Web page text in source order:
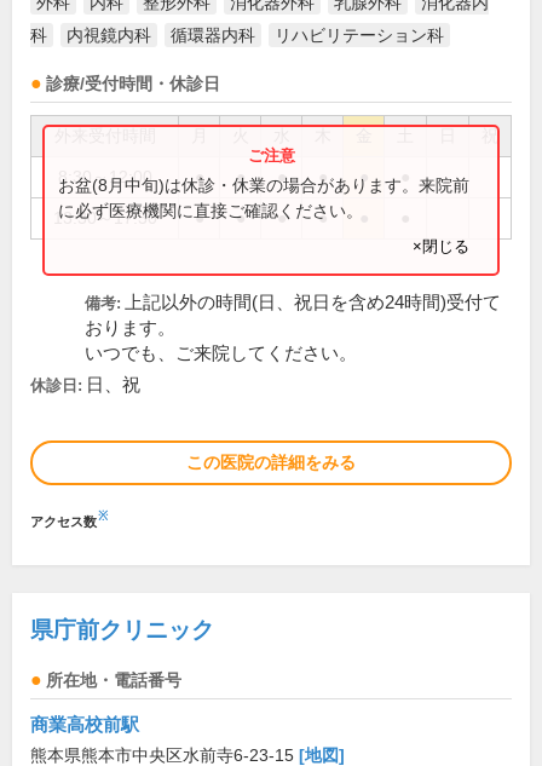
科
内視鏡内科 循環器内科 リハビリテーション科
診療/受付時間・休診日
祝
8:30～12:00 ● ● ● ● ●
13:30～17:30 ● ● ● ●
お盆(8月中旬)は休診・休業の場合があります。来院前
に必ず医療機関に直接ご確認ください。
×閉じる
備考:
上記以外の時間(日、祝日を含め24時間)受付て
おります。
いつでも、ご来院してください。
休診日: 日、祝
この医院の詳細をみる
アクセス数※
県庁前クリニック
所在地・電話番号
商業高校前駅
熊本県熊本市中央区水前寺6-23-15 [地図]